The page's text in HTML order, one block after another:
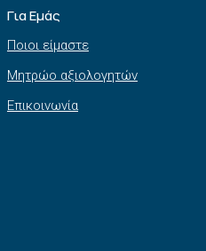
Για Εμάς
Ποιοι είμαστε
Μητρώο αξιολογητών
Επικοινωνία